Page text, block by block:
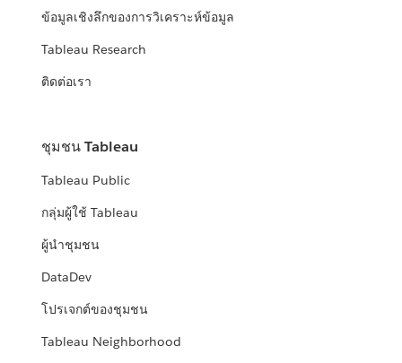
ข้อมูลเชิงลึกของการวิเคราะห์ข้อมูล
Tableau Research
ติดต่อเรา
ชุมชน Tableau
Tableau Public
กลุ่มผู้ใช้ Tableau
ผู้นำชุมชน
DataDev
โปรเจกต์ของชุมชน
Tableau Neighborhood